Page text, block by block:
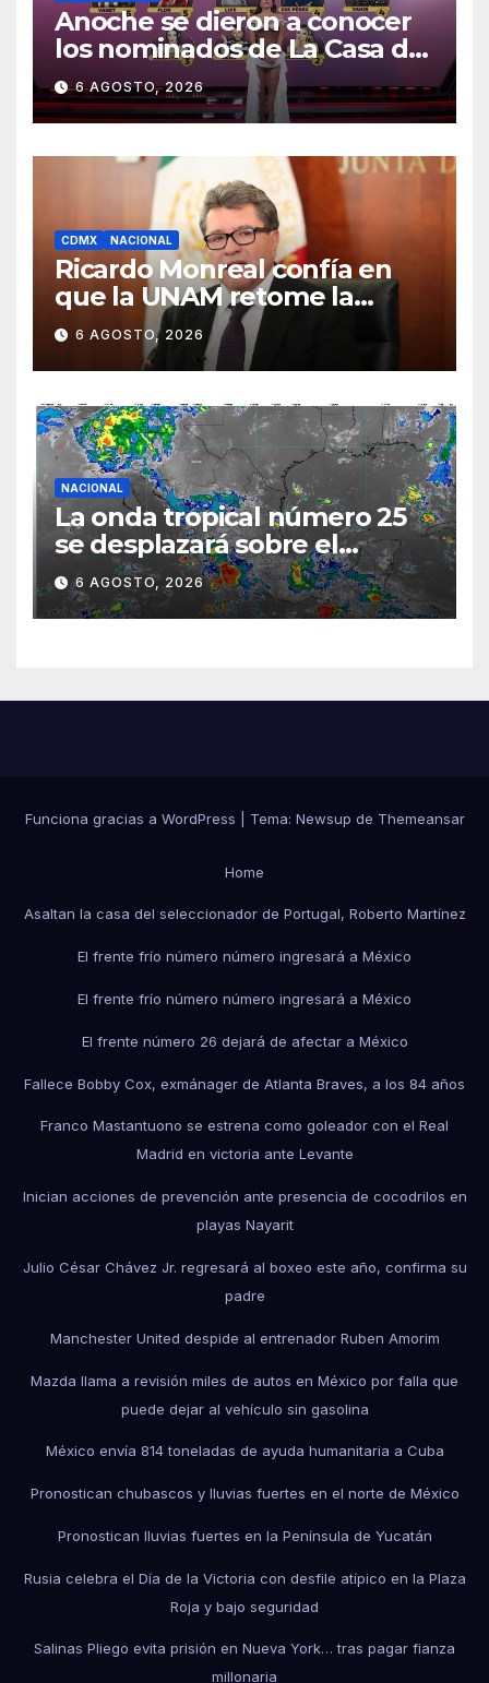
Anoche se dieron a conocer
los nominados de La Casa de
los Famosos México 2026 en
la segunda semana
6 AGOSTO, 2026
CDMX NACIONAL
Ricardo Monreal confía en
que la UNAM retome la
normalidad e inicie el
semestre mediante el
diálogo
6 AGOSTO, 2026
NACIONAL
La onda tropical número 25
se desplazará sobre el
sureste mexicano
6 AGOSTO, 2026
Funciona gracias a WordPress Tema: Newsup de Themeansar
Home
Asaltan la casa del seleccionador de Portugal, Roberto Martínez
El frente frío número número ingresará a México
El frente frío número número ingresará a México
El frente número 26 dejará de afectar a México
Fallece Bobby Cox, exmánager de Atlanta Braves, a los 84 años
Franco Mastantuono se estrena como goleador con el Real
Madrid en victoria ante Levante
Inician acciones de prevención ante presencia de cocodrilos en
playas Nayarit
Julio César Chávez Jr. regresará al boxeo este año, confirma su
padre
Manchester United despide al entrenador Ruben Amorim
Mazda llama a revisión miles de autos en México por falla que
puede dejar al vehículo sin gasolina
México envía 814 toneladas de ayuda humanitaria a Cuba
Pronostican chubascos y lluvias fuertes en el norte de México
Pronostican lluvias fuertes en la Península de Yucatán
Rusia celebra el Día de la Victoria con desfile atípico en la Plaza
Roja y bajo seguridad
Salinas Pliego evita prisión en Nueva York… tras pagar fianza
millonaria